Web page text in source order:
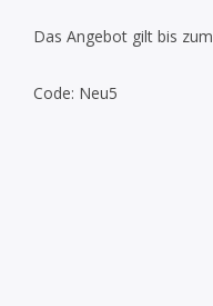
Das Angebot gilt bis zum
Code: Neu5